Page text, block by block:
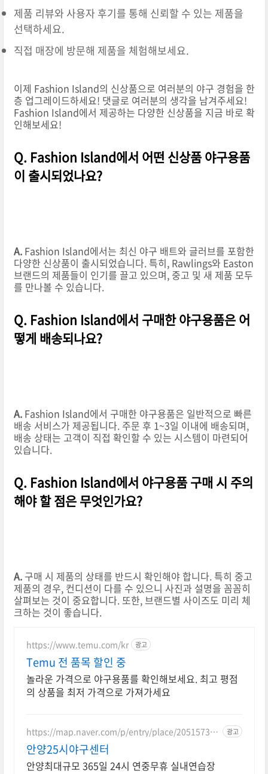
제품 리뷰와 사용자 후기를 통해 신뢰할 수 있는 제품을
선택하세요.
직접 매장에 방문해 제품을 체험해보세요.
이제 Fashion Island의 신상품으로 여러분의 야구 경험을 한
층 업그레이드하세요! 댓글로 여러분의 생각을 남겨주세요!
Fashion Island에서 제공하는 다양한 신상품을 지금 바로 확
인해보세요!
Q. Fashion Island에서 어떤 신상품 야구용품
이 출시되었나요?
A.Fashion Island에서는 최신 야구 배트와 글러브를 포함한
다양한 신상품이 출시되었습니다. 특히, Rawlings와 Easton
브랜드의 제품들이 인기를 끌고 있으며, 중고 및 새 제품 모두
를 만나볼 수 있습니다.
Q. Fashion Island에서 구매한 야구용품은 어
떻게 배송되나요?
A.Fashion Island에서 구매한 야구용품은 일반적으로 빠른
배송 서비스가 제공됩니다. 주문 후 1~3일 이내에 배송되며,
배송 상태는 고객이 직접 확인할 수 있는 시스템이 마련되어
있습니다.
Q. Fashion Island에서 야구용품 구매 시 주의
해야 할 점은 무엇인가요?
A.구매 시 제품의 상태를 반드시 확인해야 합니다. 특히 중고
제품의 경우, 컨디션이 다를 수 있으니 사진과 설명을 꼼꼼히
살펴보는 것이 중요합니다. 또한, 브랜드별 사이즈도 미리 체
크하는 것이 좋습니다.
https://www.temu.com/kr 광고
Temu 전 품목 할인 중
놀라운 가격으로 야구용품를 확인해보세요. 최고 평점
의 상품을 최저 가격으로 가져가세요
https://map.naver.com/p/entry/place/205157391
광고
안양25시야구센터
안양최대규모 365일 24시 연중무휴 실내연습장